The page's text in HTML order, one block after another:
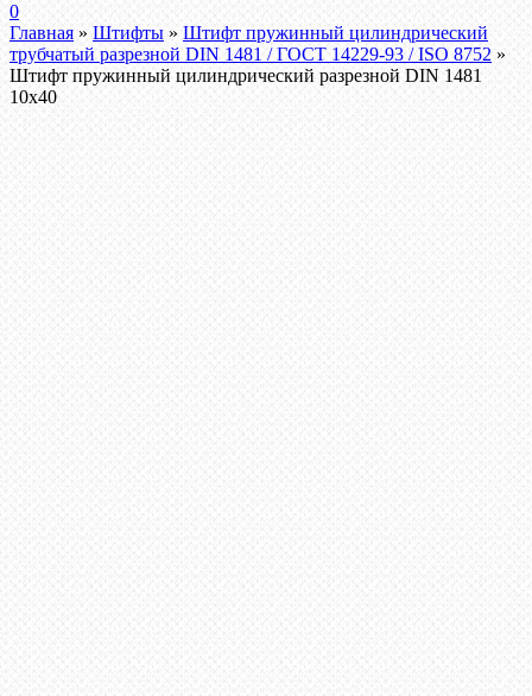
0
Главная » Штифты » Штифт пружинный цилиндрический
трубчатый разрезной DIN 1481 / ГОСТ 14229-93 / ISO 8752 »
Штифт пружинный цилиндрический разрезной DIN 1481
10х40